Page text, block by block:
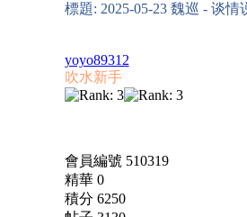
標題: 2025-05-23 魏巡 - 谈
yoyo89312
吹水新手
會員編號 510319
精華 0
積分 6250